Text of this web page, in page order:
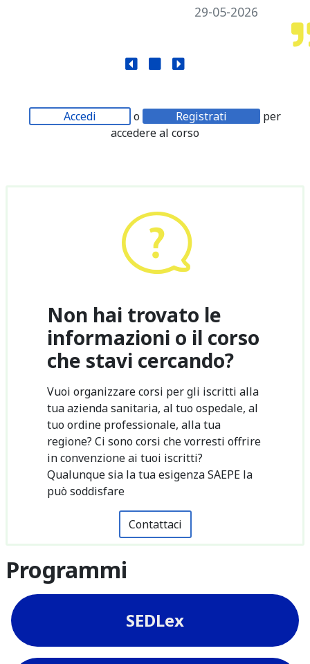
29-05-2026
Accedi o Registrati
per
accedere al corso
Non hai trovato le
informazioni o il corso
che stavi cercando?
Vuoi organizzare corsi per gli iscritti alla
tua azienda sanitaria, al tuo ospedale, al
tuo ordine professionale, alla tua
regione? Ci sono corsi che vorresti offrire
in convenzione ai tuoi iscritti?
Qualunque sia la tua esigenza SAEPE la
può soddisfare
Contattaci
Programmi
SEDLex